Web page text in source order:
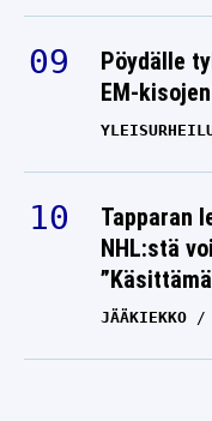
Pöydälle
EM-
Tapparan
NHL:stä
JÄÄKIEKKO